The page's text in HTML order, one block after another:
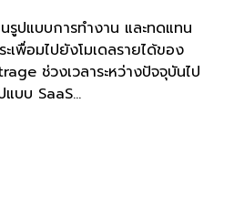
ปแบบการทำงาน และทดแทน
พื่อมไปยังโมเดลรายได้ของ
ช่วงเวลาระหว่างปัจจุบันไป
บบ SaaS...